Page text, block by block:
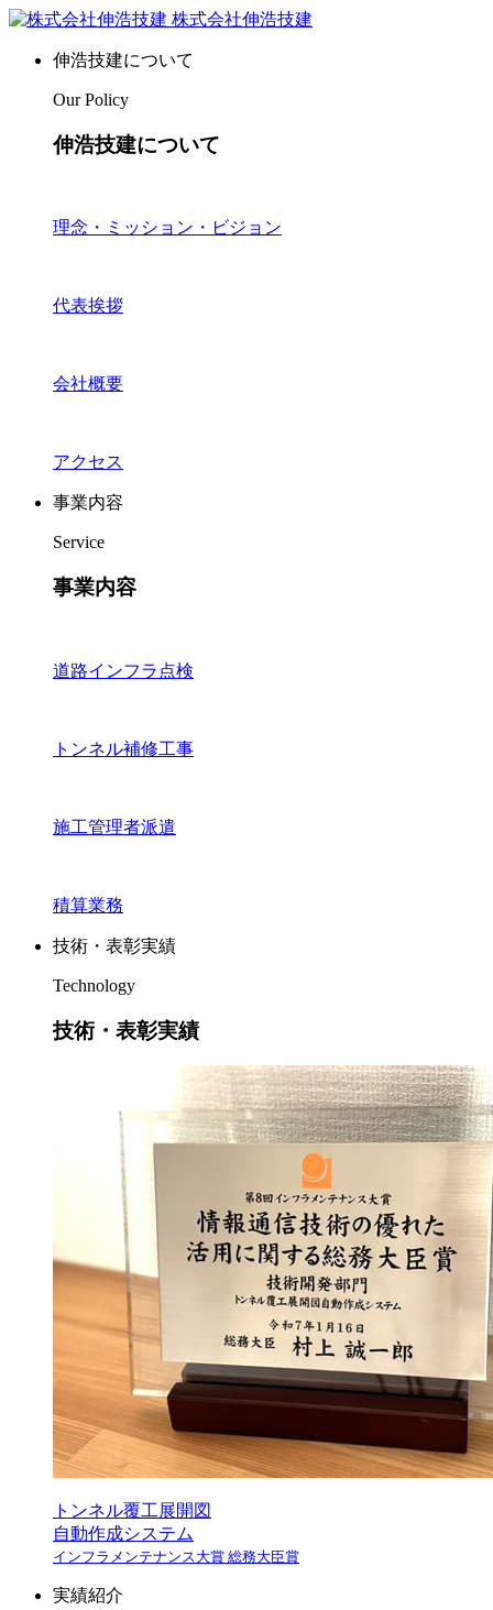
株式会社伸浩技建
伸浩技建について
Our Policy
伸浩技建について
理念・ミッション・ビジョン
代表挨拶
会社概要
アクセス
事業内容
Service
事業内容
道路インフラ点検
トンネル補修工事
施工管理者派遣
積算業務
技術・表彰実績
Technology
技術・表彰実績
トンネル覆工展開図
自動作成システム
インフラメンテナンス大賞 総務大臣賞
実績紹介